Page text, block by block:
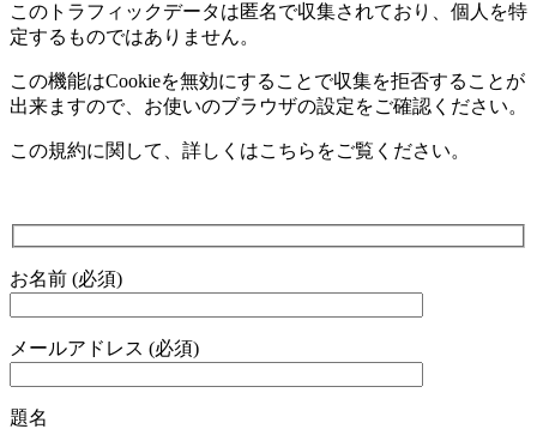
このトラフィックデータは匿名で収集されており、個人を特
定するものではありません。
この機能はCookieを無効にすることで収集を拒否することが
出来ますので、お使いのブラウザの設定をご確認ください。
この規約に関して、詳しくはこちらをご覧ください。
お名前 (必須)
メールアドレス (必須)
題名